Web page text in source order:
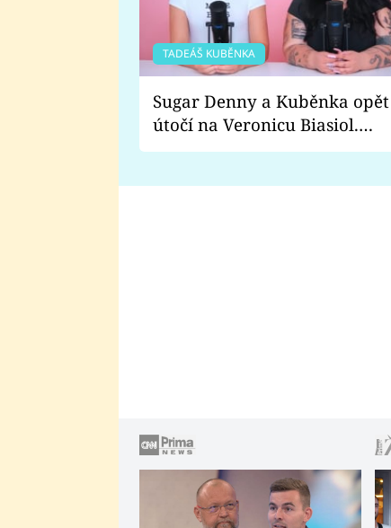
TADEÁŠ KUBĚNKA
Sugar Denny a Kuběnka opět
útočí na Veronicu Biasiol.
Proč je podle nich falešná a